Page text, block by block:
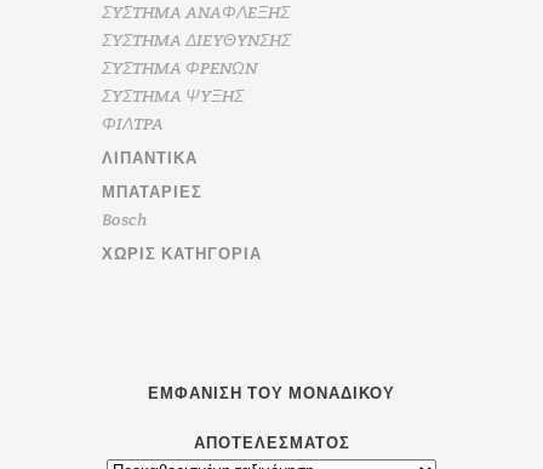
ΣYΣTHMA ANAΦΛEΞHΣ
ΣYΣTHMA ΔIEYΘYNΣHΣ
ΣYΣTHMA ΦPENΩN
ΣYΣTHMA ΨYΞHΣ
ΦIΛTPA
ΛΙΠΑΝΤΙΚΆ
ΜΠΑΤΑΡΊΕΣ
Bosch
ΧΩΡΊΣ ΚΑΤΗΓΟΡΊΑ
ΕΜΦΆΝΙΣΗ ΤΟΥ ΜΟΝΑΔΙΚΟΎ
ΑΠΟΤΕΛΈΣΜΑΤΟΣ